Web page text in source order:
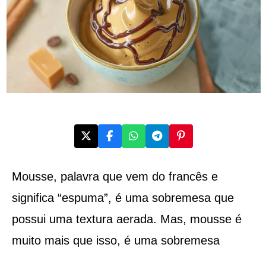
Mousse, palavra que vem do francês e
significa “espuma”, é uma sobremesa que
possui uma textura aerada. Mas, mousse é
muito mais que isso, é uma sobremesa